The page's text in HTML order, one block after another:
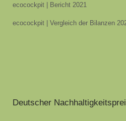
ecocockpit | Bericht 2021
ecocockpit | Vergleich der Bilanzen
Deutscher